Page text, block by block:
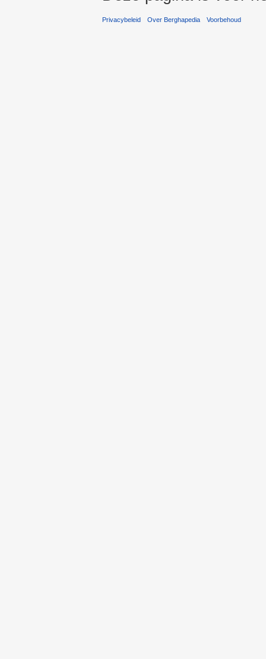
Privacybeleid Over Berghapedia Voorbehoud